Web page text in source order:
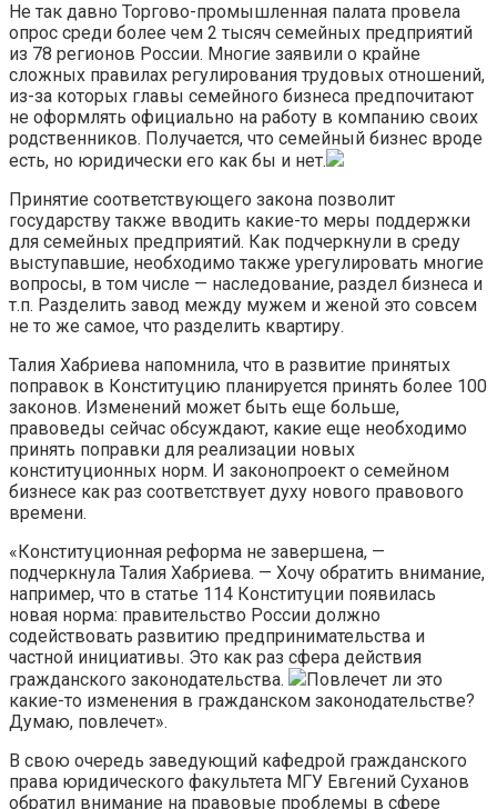
Не так давно Торгово-промышленная палата провела
опрос среди более чем 2 тысяч семейных предприятий
из 78 регионов России. Многие заявили о крайне
сложных правилах регулирования трудовых отношений,
из-за которых главы семейного бизнеса предпочитают
не оформлять официально на работу в компанию своих
родственников. Получается, что семейный бизнес вроде
есть, но юридически его как бы и нет.
Принятие соответствующего закона позволит
государству также вводить какие-то меры поддержки
для семейных предприятий. Как подчеркнули в среду
выступавшие, необходимо также урегулировать многие
вопросы, в том числе — наследование, раздел бизнеса и
т.п. Разделить завод между мужем и женой это совсем
не то же самое, что разделить квартиру.
Талия Хабриева напомнила, что в развитие принятых
поправок в Конституцию планируется принять более 100
законов. Изменений может быть еще больше,
правоведы сейчас обсуждают, какие еще необходимо
принять поправки для реализации новых
конституционных норм. И законопроект о семейном
бизнесе как раз соответствует духу нового правового
времени.
«Конституционная реформа не завершена, —
подчеркнула Талия Хабриева. — Хочу обратить внимание,
например, что в статье 114 Конституции появилась
новая норма: правительство России должно
содействовать развитию предпринимательства и
частной инициативы. Это как раз сфера действия
гражданского законодательства.
Повлечет ли это
какие-то изменения в гражданском законодательстве?
Думаю, повлечет».
В свою очередь заведующий кафедрой гражданского
права юридического факультета МГУ Евгений Суханов
обратил внимание на правовые проблемы в сфере